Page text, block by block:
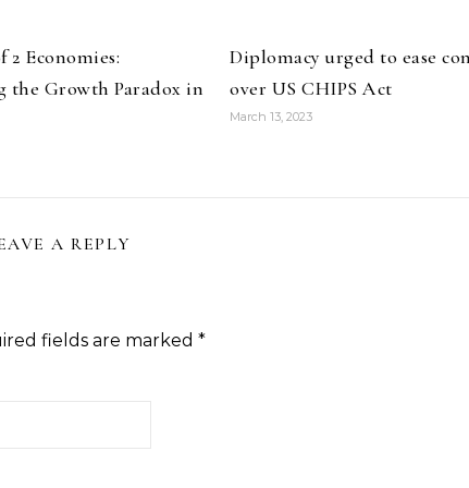
2 Economies:
the Growth Paradox in
Diplomacy urged to ease
over US CHIPS Act
March 13, 2023
A REPLY
fields are marked *